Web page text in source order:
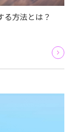
る方法とは？